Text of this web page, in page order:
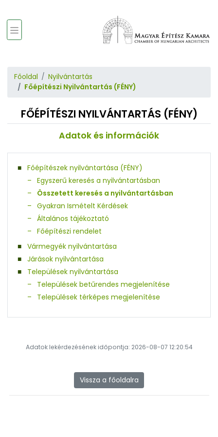
Főoldal
Nyilvántartás
Főépítészi Nyilvántartás (FÉNY)
FŐÉPÍTÉSZI NYILVÁNTARTÁS (FÉNY)
Adatok és információk
Főépítészek nyilvántartása (FÉNY)
Egyszerű keresés a nyilvántartásban
Összetett keresés a nyilvántartásban
Gyakran Ismételt Kérdések
Általános tájékoztató
Főépítészi rendelet
Vármegyék nyilvántartása
Járások nyilvántartása
Települések nyilvántartása
Települések betűrendes megjelenítése
Települések térképes megjelenítése
Adatok lekérdezésének időpontja: 2026-08-07 12:20:54
Vissza a főoldalra